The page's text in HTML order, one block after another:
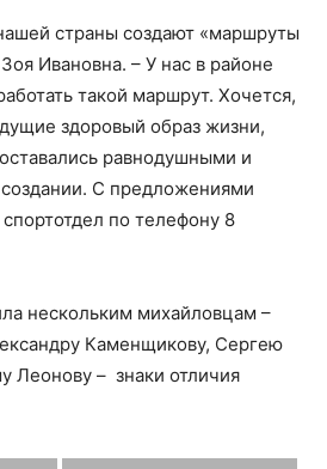
страны создают «маршруты
Ивановна. – У нас в районе
такой маршрут. Хочется,
здоровый образ жизни,
равнодушными и
создании. С предложениями
по телефону 8
нескольким михайловцам –
Каменщикову, Сергею
Леонову – знаки отличия